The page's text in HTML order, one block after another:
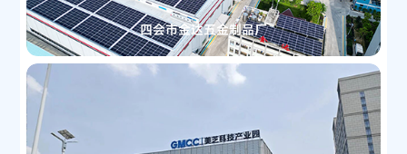
四会市金达五金制品厂